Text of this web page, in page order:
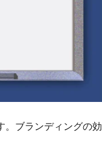
。ブランディングの効